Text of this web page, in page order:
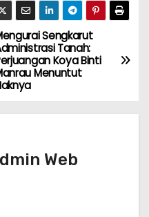
Sengkarut
Tanah:
Koya Binti
Menuntut
Web